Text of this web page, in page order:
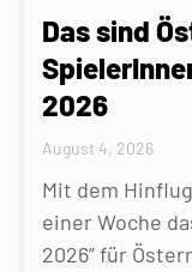
Das sind
2026
August 4, 2026
Mit dem
einer Woche
2026” für